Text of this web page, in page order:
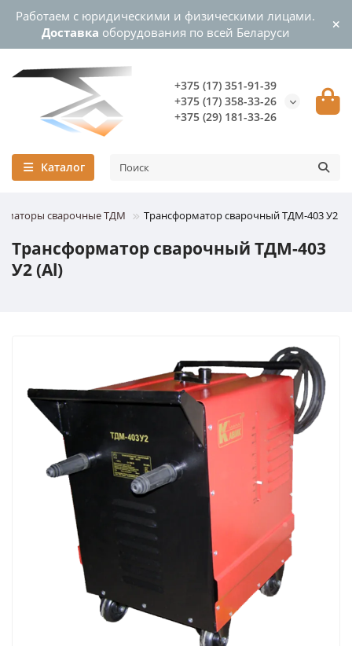
Работаем с юридическими и физическими лицами.
Доставка оборудования по всей Беларуси
+375 (17) 351-91-39
+375 (17) 358-33-26
+375 (29) 181-33-26
Каталог
сварочные ТДМ Трансформатор сварочный ТДМ-403 У2
Трансформатор сварочный ТДМ-403
У2 (Al)